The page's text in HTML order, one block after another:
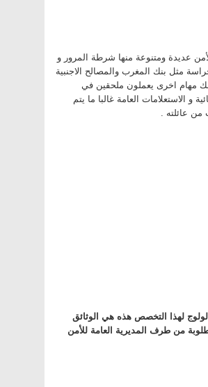
عديدة ومتنوعة منها شرطة المرور و
مثل بنك المغرب والمصالح الاجنبية
مهام اخرى يعملون ملحقين في
و الاستعلامات العامة غالبا ما يتم
من عائلته .
لهذا التخصص هذه هي الوثائق
من طرف المديرية العامة للأمن